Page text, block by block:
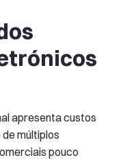
apresenta custos
múltiplos
pouco